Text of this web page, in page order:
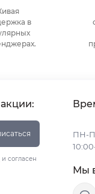
в
и согласен
ПН-
Мы